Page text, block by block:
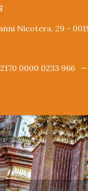
Nicotera, 29 -
2170 0000 0233 966 —